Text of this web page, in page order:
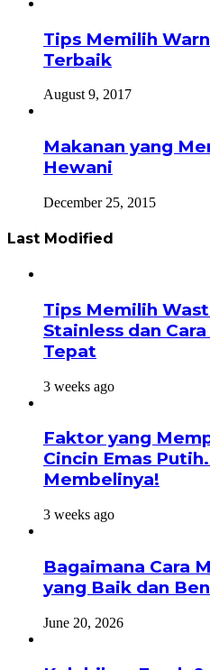
Tips Memilih
Terbaik
August 9, 2017
Makanan yang
Hewani
December 25, 2015
Last Modified
Tips Memilih
Stainless dan
Tepat
3 weeks ago
Faktor yang
Cincin Emas
Membelinya!
3 weeks ago
Bagaimana Cara
yang Baik dan
June 20, 2026